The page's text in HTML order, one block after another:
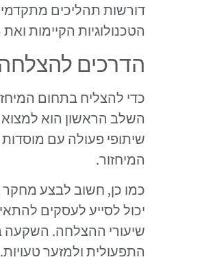
דורשות תהליכים
הטכנולוגיות הקיימות
הדרכים
כדי להצליח בתחום
השלב הראשון הוא למצוא
שיתופי פעולה עם מוסדות
המיחזור.
כמו כן, חשוב לבצע מחקר
יכול לסייע לעסקים
שיעורי ההצלחה. השקעה
התפעולית ולמזער טעויות.